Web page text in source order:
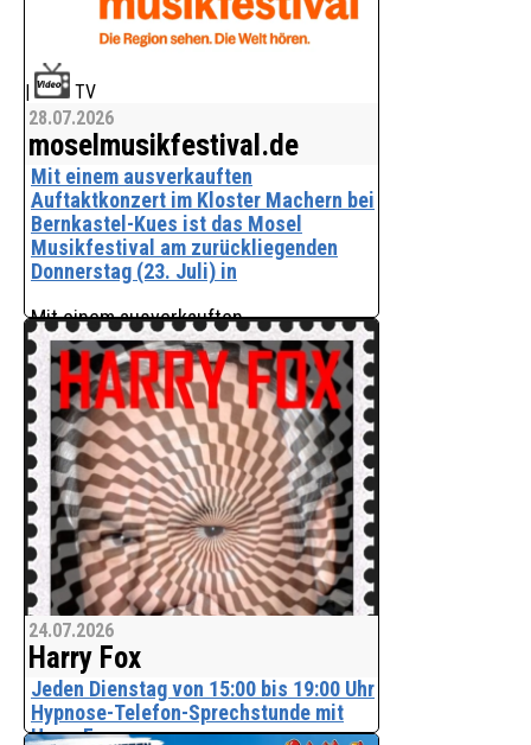
TV
28.07.2026
moselmusikfestival.de
Mit einem ausverkauften
Auftaktkonzert im Kloster Machern bei
Bernkastel-Kues ist das Mosel
Musikfestival am zurückliegenden
Donnerstag (23. Juli) in
Mit einem ausverkauften
Auftaktkonzert im Kloster Machern bei
Bernkastel-Kues ist das Mosel
Musikfestival am zurückliegenden
Donnerstag (23. Juli) in die Saison 2026
gestartet. Tags darauf folgte die
24.07.2026
Harry Fox
Jeden Dienstag von 15:00 bis 19:00 Uhr
Hypnose-Telefon-Sprechstunde mit
Harry Fox.